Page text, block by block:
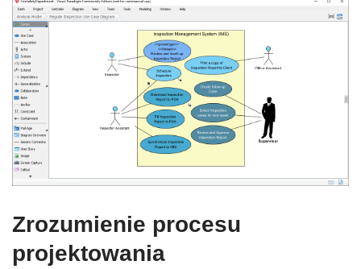
Zrozumienie procesu
projektowania